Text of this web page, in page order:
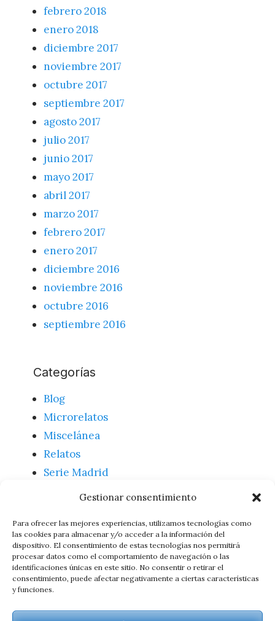
Gestionar consentimiento
Para ofrecer las mejores experiencias, utilizamos tecnologías como
las cookies para almacenar y/o acceder a la información del
dispositivo. El consentimiento de estas tecnologías nos permitirá
procesar datos como el comportamiento de navegación o las
identificaciones únicas en este sitio. No consentir o retirar el
consentimiento, puede afectar negativamente a ciertas características
y funciones.
febrero 2018
enero 2018
diciembre 2017
noviembre 2017
octubre 2017
septiembre 2017
agosto 2017
julio 2017
junio 2017
mayo 2017
abril 2017
marzo 2017
febrero 2017
enero 2017
diciembre 2016
noviembre 2016
octubre 2016
septiembre 2016
Categorías
Blog
Microrelatos
Miscelánea
Relatos
Serie Madrid
Meta
Acceder